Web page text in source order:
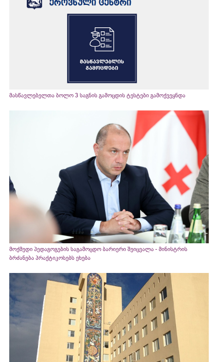
მასწავლებელთა ბოლო 3 საგნის გამოცდის ტესტები გამოქვეყნდა
მოქმედი პედაგოგების საგამოცდო ბარიერი შეიცვალა - მინისტრის
ბრძანება პრაქტიკოსებს ეხება